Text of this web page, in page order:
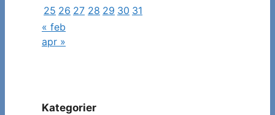
25 26 27 28 29 30 31
« feb
apr »
Kategorier